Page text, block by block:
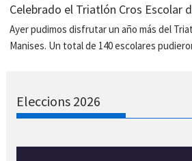
Celebrado el Triatlón Cros Escolar
Ayer pudimos disfrutar un año más del
Manises. Un total de 140 escolares
Eleccions 2026